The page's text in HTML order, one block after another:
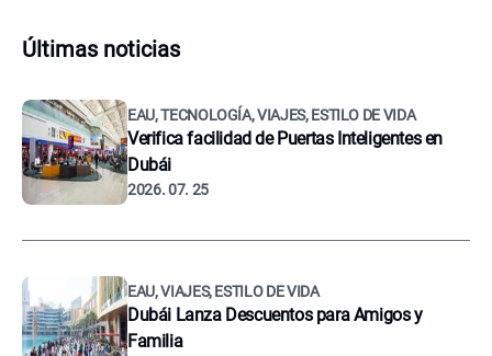
Últimas noticias
EAU, TECNOLOGÍA, VIAJES, ESTILO DE VIDA
Verifica facilidad de Puertas Inteligentes en
Dubái
2026. 07. 25
EAU, VIAJES, ESTILO DE VIDA
Dubái Lanza Descuentos para Amigos y
Familia